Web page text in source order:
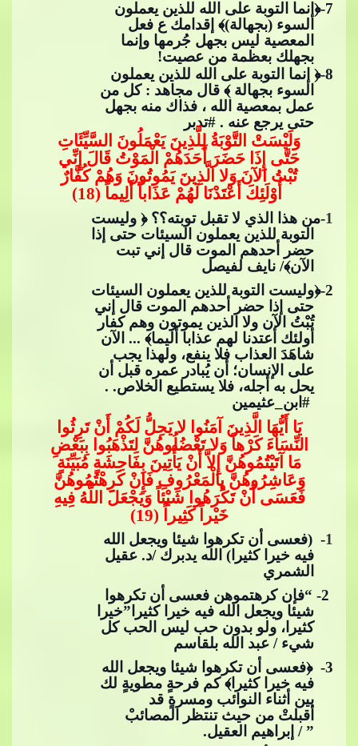
7-﴿إنما التوبة على الله للذين يعملون
السوء (بجهالة)﴾ إقدامك ع فعل
المعصية ليس بجهل جُرمها وإنما
بجهلك بعظمة من عصيت!
8-﴿ إنما التوبة على الله للذين يعملون
السوء بجهالة ﴾ قال مجاهد : كل من
عمل بمعصية الله ، فذاك منه بجهل
حتى يرجع عنه .​​ #تدبر
وَلَيْسَتْ التَّوْبَةُ لِلَّذِينَ يَعْمَلُونَ السَّيِّئَاتِ
حَتَّى إِذَا حَضَرَ أَحَدَهُمْ الْمَوْتُ قَالَ إِنِّي
تُبْتُ الآنَ وَلا الَّذِينَ يَمُوتُونَ وَهُمْ كُفَّارٌ​​
أُوْلَئِكَ أَعْتَدْنَا لَهُمْ عَذَاباً أَلِيماً (18)
1-من هذا الذي لا تقبل توبته؟؟ ﴿ وليست
التوبة للذين يعملون السيئات حتى إذا
حضر أحدهم الموت قال إني تبت
الآن﴾/ نايف لفيصل
2-﴿وليست التوبة للذين يعملون السيئات
حتى إذا حضر أحدهم الموت قال إني
تُبْتُ الآن ول ا الذين يموتون وهم كفار
أولئك أعتدنا لهم عذابا أليما﴾ ... الآن
شاهَدَ العذاب فلا ينفع، ولهذا يجب
على الإنسان؛ أن يُبادر عمره قبل أن
يحل به أجله، فلا يستطيع الخلاص. .​​
#ابن_عثيمين
يَا أَيُّهَا الَّذِينَ آمَنُوا لا يَحِلُّ لَكُمْ أَنْ تَرِثُوا
النِّسَاءَ كَرْهاً وَلا تَعْضُلُوهُنَّ لِتَذْهَبُوا بِبَعْضِ
مَا آتَيْتُمُوهُنَّ إِلاَّ أَنْ يَأْتِينَ بِفَاحِشَةٍ مُبَيِّنَةٍ
وَعَاشِرُوهُنَّ بِالْمَعْرُوفِ فَإِنْ كَرِهْتُمُوهُنَّ
فَعَسَى أَنْ​​ تَكْرَهُوا شَيْئاً وَيَجْعَلَ اللَّهُ فِيهِ
خَيْراً كَثِيراً (19)
1- (فعسى أن تكرهوا شيئا ويجعل الله
فيه خيرا كثيرا) الله يدبرك /د. عقيل
الشمري
​​ 2- “فإن كرهتموهن فعسى أن تكرهوا
شيئا ويجعل الله فيه خيرا كثيرا”خيرا
كثيرا، ولو بدون حب ليس الحب كل
شيء / عبد​​ الله بلقاسم
3- ﴿فعسى أن تكرهوا شيئا ويجعل الله
فيه خيرا كثيرا﴾ كم فرحةٍ مطويةٍ لك
بين أثناء النوائب ومسرةٍ قد
أقبلتْ من حيث تنتظر المصائبْ
” / إبراهيم العقيل.